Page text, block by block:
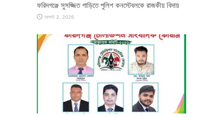
ফরিদগঞ্জে সুসজ্জিত গাড়িতে পুলিশ কনস্টেবলকে রাজকীয় বিদায়
আগস্ট 2, 2026